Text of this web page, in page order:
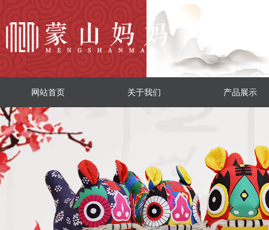
网站首页 关于我们 产品展示